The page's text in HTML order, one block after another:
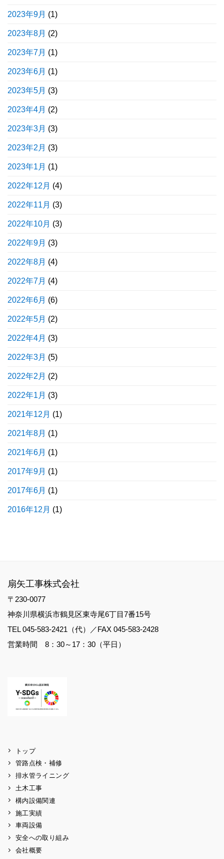
2023年9月 (1)
2023年8月 (2)
2023年7月 (1)
2023年6月 (1)
2023年5月 (3)
2023年4月 (2)
2023年3月 (3)
2023年2月 (3)
2023年1月 (1)
2022年12月 (4)
2022年11月 (3)
2022年10月 (3)
2022年9月 (3)
2022年8月 (4)
2022年7月 (4)
2022年6月 (6)
2022年5月 (2)
2022年4月 (3)
2022年3月 (5)
2022年2月 (2)
2022年1月 (3)
2021年12月 (1)
2021年8月 (1)
2021年6月 (1)
2017年9月 (1)
2017年6月 (1)
2016年12月 (1)
扇矢工事株式会社
〒230-0077
神奈川県横浜市鶴見区東寺尾6丁目7番15号
TEL 045-583-2421（代）／FAX 045-583-2428
営業時間 8：30～17：30（平日）
トップ
管路点検・補修
排水管ライニング
土木工事
構内設備関連
施工実績
車両設備
安全への取り組み
会社概要